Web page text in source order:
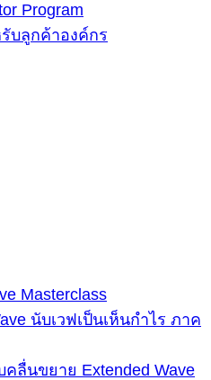
Program
บลูกค้าองค์กร
Masterclass
นับเวฟเป็นเห็นกำไร ภาค
ลื่นขยาย Extended Wave